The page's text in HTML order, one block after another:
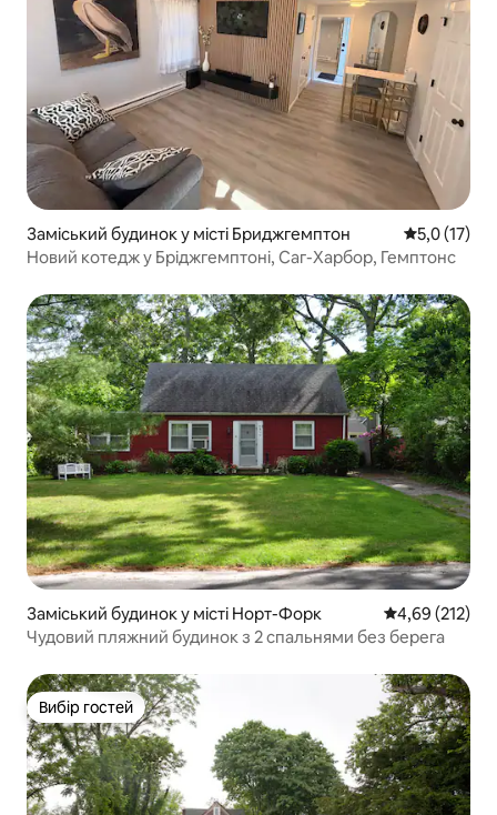
Заміський будинок у місті Бриджгемптон Середня
5,0 (17)
Новий котедж у Бріджгемптоні, Саг-Харбор, Гемптонс
Заміський будинок у місті Норт-Форк Середня
4,69 (212)
Чудовий пляжний будинок з 2 спальнями без берега
Вибір гостей
Вибір гостей